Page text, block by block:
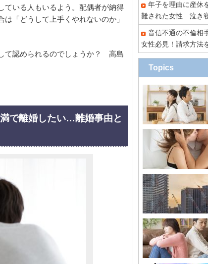
ている人もいるよう。配偶者が納得
「どうして上手くやれないのか」
て認められるのでしょうか？ 高島
で離婚したい…離婚事由と
年子を理由に産休
難された女性 泣き
音信不通の不倫相
女性必見！請求方法
Topics